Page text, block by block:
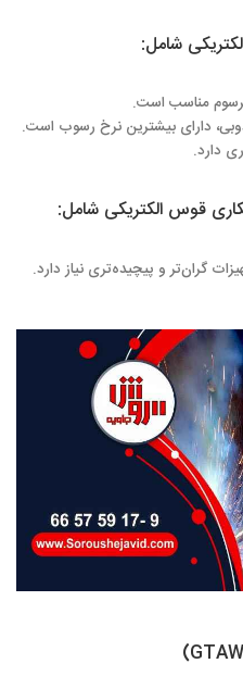
شامل:
مناسب است.
دارای بیشترین نرخ رسوب است.
دارد.
قوس الکتریکی شامل:
گران‌تر و پیچیده‌تری نیاز دارد.